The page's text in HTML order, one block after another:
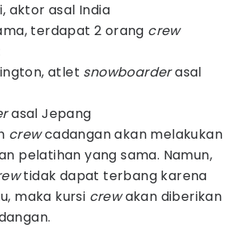
aktor asal India
terdapat 2 orang crew
atlet snowboarderasal
asal Jepang
crewcadangan akan melakukan
pelatihan yang sama. Namun,
tidak dapat terbang karena
maka kursi crewakan diberikan